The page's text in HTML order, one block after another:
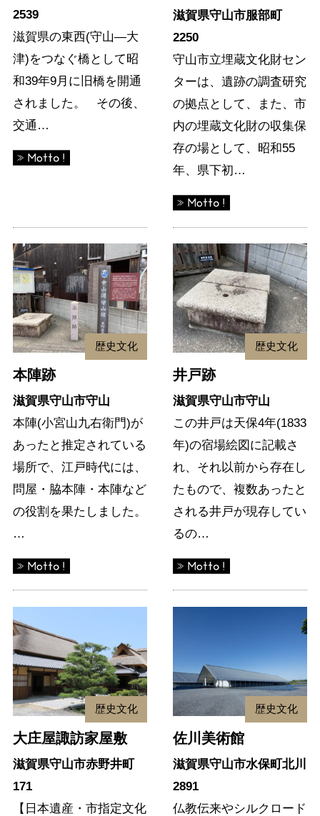
2539
滋賀県の東西(守山―大
津)をつなぐ橋として昭
和39年9月に旧橋を開通
されました。 その後、
交通…
滋賀県守山市服部町
2250
守山市立埋蔵文化財セン
ターは、遺跡の調査研究
の拠点として、また、市
内の埋蔵文化財の収集保
存の場として、昭和55
年、県下初…
歴史文化
本陣跡
滋賀県守山市守山
本陣(小宮山九右衛門)が
あったと推定されている
場所で、江戸時代には、
問屋・脇本陣・本陣など
の役割を果たしました。
…
歴史文化
井戸跡
滋賀県守山市守山
この井戸は天保4年(1833
年)の宿場絵図に記載さ
れ、それ以前から存在し
たもので、複数あったと
される井戸が現存してい
るの…
歴史文化
大庄屋諏訪家屋敷
滋賀県守山市赤野井町
171
【日本遺産・市指定文化
歴史文化
佐川美術館
滋賀県守山市水保町北川
2891
仏教伝来やシルクロード